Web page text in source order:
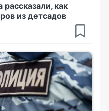
как
из детсадов